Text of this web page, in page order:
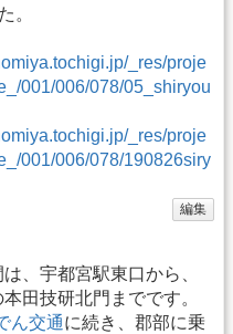
。
_res/proje
001/006/078/05_shiryou
_res/proje
001/006/078/190826siry
編集
、宇都宮駅東口から、
田技研北門までです。
ん交通に続き、郡部に乗